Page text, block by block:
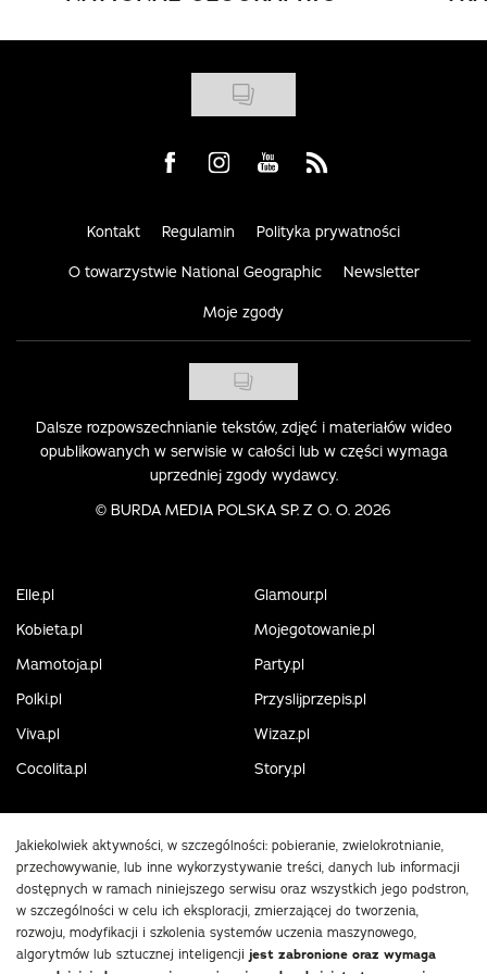
Visit us on Facebook
Visit us on Instagram
Visit us on Youtube
Visit us on Rss
Kontakt Regulamin Polityka prywatności
O towarzystwie National Geographic Newsletter
Moje zgody
Dalsze rozpowszechnianie tekstów, zdjęć i materiałów wideo
opublikowanych w serwisie w całości lub w części wymaga
uprzedniej zgody wydawcy.
© BURDA MEDIA POLSKA SP. Z O. O. 2026
Elle.pl
Glamour.pl
Kobieta.pl
Mojegotowanie.pl
Mamotoja.pl
Party.pl
Polki.pl
Przyslijprzepis.pl
Viva.pl
Wizaz.pl
Cocolita.pl
Story.pl
Jakiekolwiek aktywności, w szczególności: pobieranie, zwielokrotnianie,
przechowywanie, lub inne wykorzystywanie treści, danych lub informacji
dostępnych w ramach niniejszego serwisu oraz wszystkich jego podstron,
w szczególności w celu ich eksploracji, zmierzającej do tworzenia,
rozwoju, modyfikacji i szkolenia systemów uczenia maszynowego,
algorytmów lub sztucznej inteligencji jest zabronione oraz wymaga